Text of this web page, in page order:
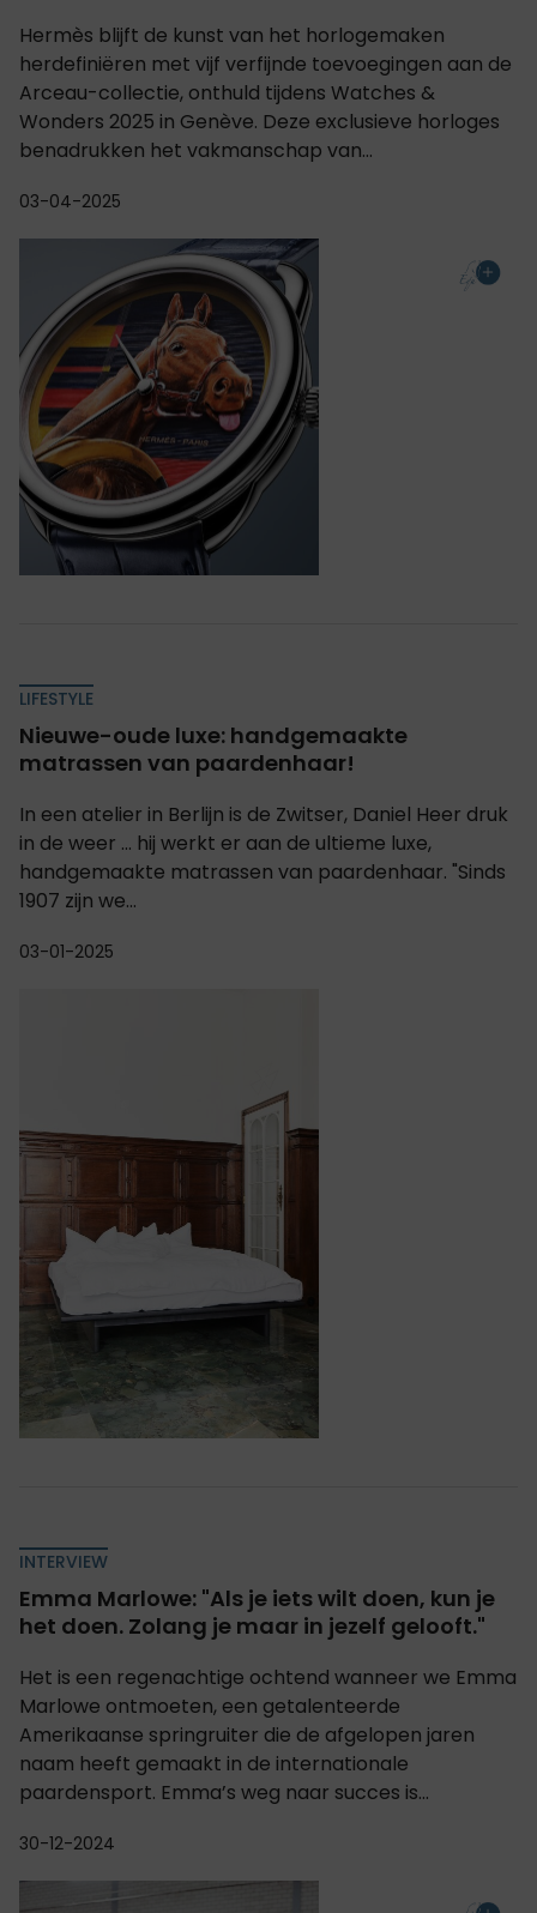
Hermès blijft de kunst van het horlogemaken
herdefiniëren met vijf verfijnde toevoegingen aan de
Arceau-collectie, onthuld tijdens Watches &
Wonders 2025 in Genève. Deze exclusieve horloges
benadrukken het vakmanschap van...
03-04-2025
LIFESTYLE
Nieuwe-oude luxe: handgemaakte
matrassen van paardenhaar!
In een atelier in Berlijn is de Zwitser, Daniel Heer druk
in de weer ... hij werkt er aan de ultieme luxe,
handgemaakte matrassen van paardenhaar. "Sinds
1907 zijn we...
03-01-2025
INTERVIEW
Emma Marlowe: "Als je iets wilt doen, kun je
het doen. Zolang je maar in jezelf gelooft."
Het is een regenachtige ochtend wanneer we Emma
Marlowe ontmoeten, een getalenteerde
Amerikaanse springruiter die de afgelopen jaren
naam heeft gemaakt in de internationale
paardensport. Emma’s weg naar succes is...
30-12-2024